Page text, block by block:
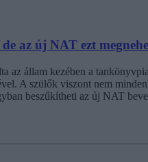
az új NAT ezt
állam kezében a
A szülők viszont nem
beszűkítheti az új NAT